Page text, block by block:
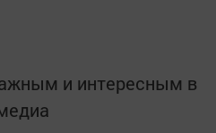
и интересным в